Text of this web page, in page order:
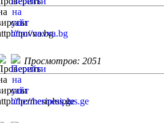
Просмотров: 2051